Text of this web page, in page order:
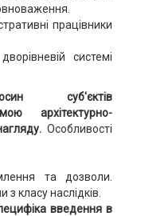
працівники
системі
суб'єктів
архітектурно-
Особливості
та дозволи.
з класу наслідків.
введення в